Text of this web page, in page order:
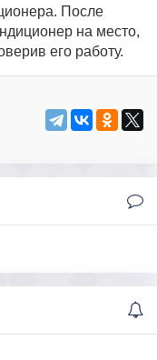
После
на место,
его работу.